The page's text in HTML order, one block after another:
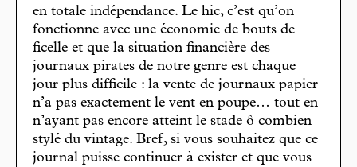
en totale indépendance. Le hic, c’est qu’on
fonctionne avec une économie de bouts de
ficelle et que la situation financière des
journaux pirates de notre genre est chaque
jour plus difficile : la vente de journaux papier
n’a pas exactement le vent en poupe… tout en
n’ayant pas encore atteint le stade ô combien
stylé du vintage. Bref, si vous souhaitez que ce
journal puisse continuer à exister et que vous